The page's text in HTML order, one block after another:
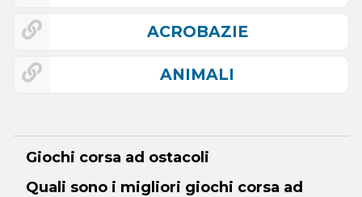
ACROBAZIE
ANIMALI
Giochi corsa ad ostacoli
Quali sono i migliori giochi corsa ad